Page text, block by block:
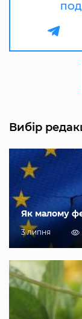
Вибір
Як малому
3 липня